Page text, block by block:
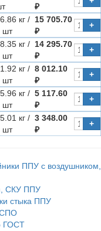
₽
кг /
шт
15 705.70
₽
+
кг /
шт
14 295.70
₽
+
кг /
шт
8 012.10
₽
+
кг /
шт
5 117.60
₽
+
кг /
шт
3 348.00
₽
+
ППУ с воздушником,
СКУ ППУ
стыка ППУ
СПО
ГОСТ